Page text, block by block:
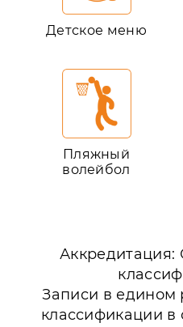
Детское меню
Пляжный
волейбол
Записи в едином
классификации в